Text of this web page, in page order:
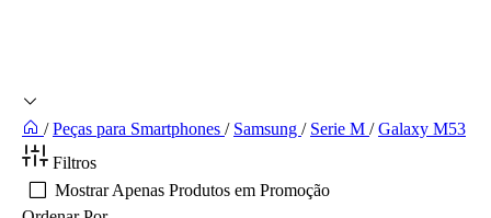
/ Peças para Smartphones / Samsung / Serie M / Galaxy M53
Filtros
Mostrar Apenas Produtos em Promoção